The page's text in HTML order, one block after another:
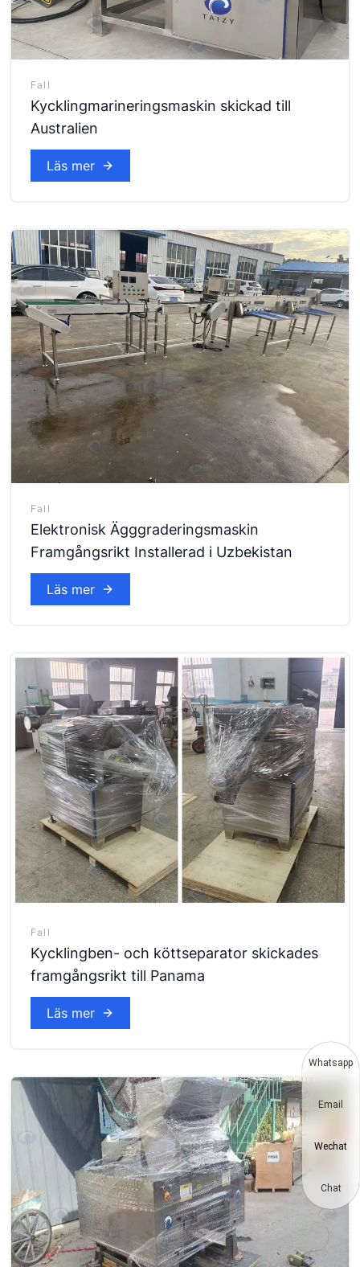
Fall
Kycklingmarineringsmaskin skickad till
Australien
Läs mer
Fall
Elektronisk Ägggraderingsmaskin
Framgångsrikt Installerad i Uzbekistan
Läs mer
Fall
Kycklingben- och köttseparator skickades
framgångsrikt till Panama
Läs mer
Whatsapp
Email
Wechat
Chat